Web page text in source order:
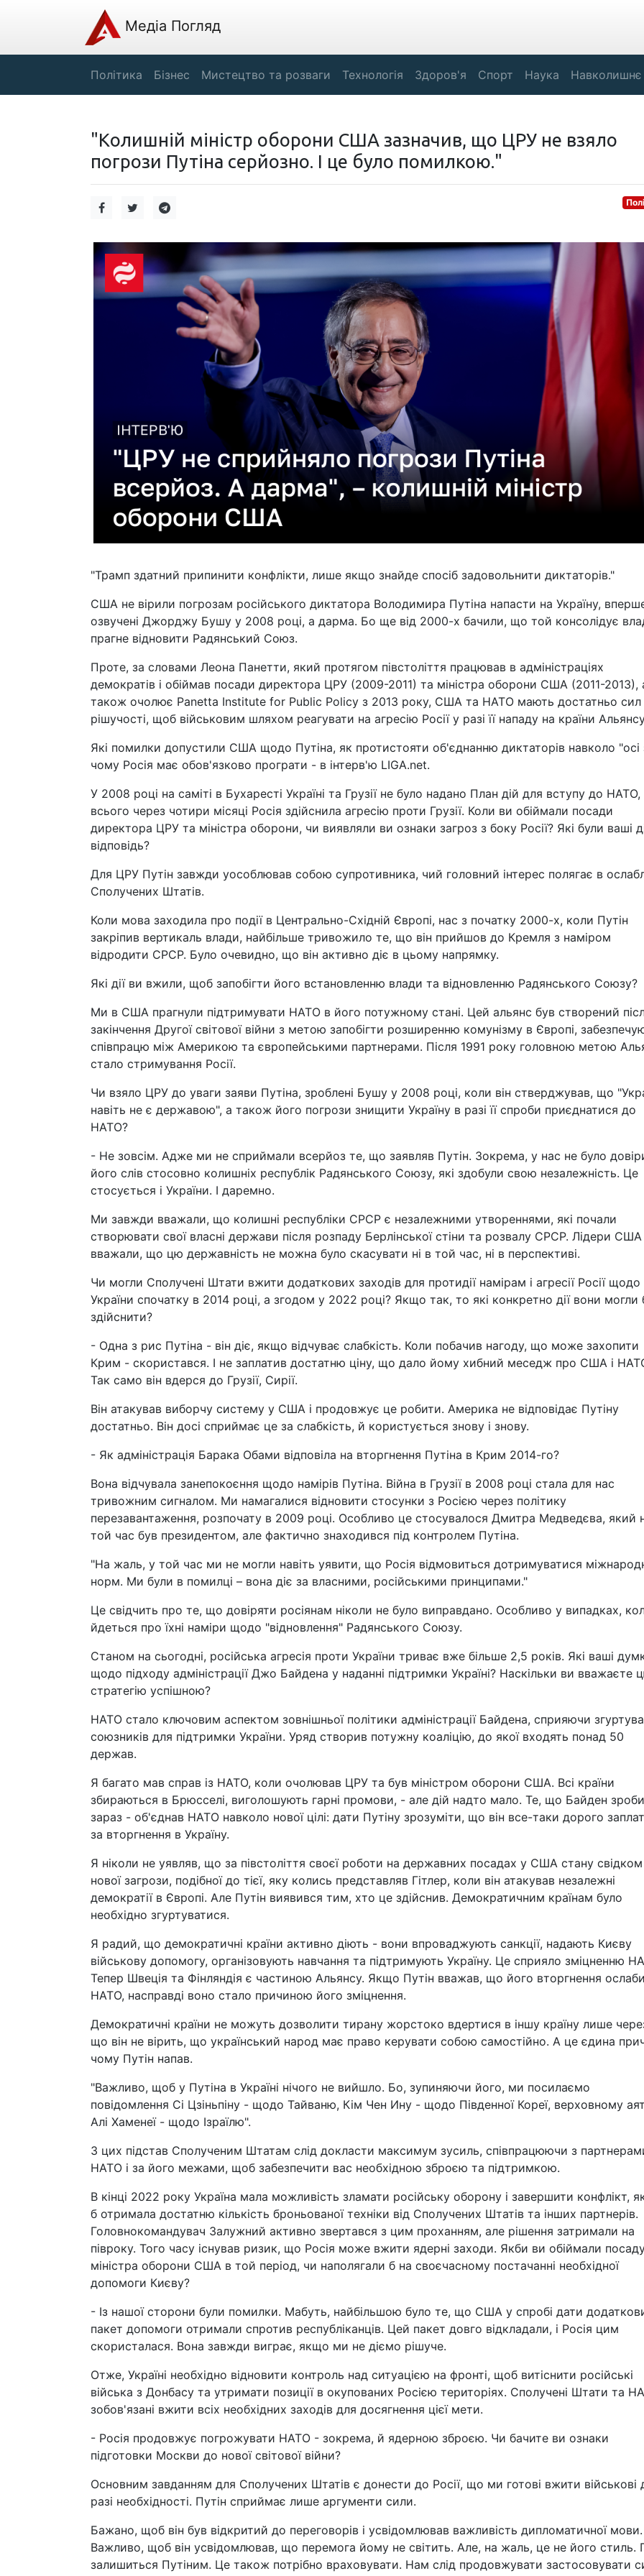
Медіа Погляд
Політика Бізнес Мистецтво та розваги Технологія Здоров'я Спорт Наука
"Колишній міністр оборони США зазначив, що ЦРУ не взяло
погрози Путіна серйозно. І це було помилкою."
"Трамп здатний припинити конфлікти, лише якщо знайде спосіб задовольнити диктаторів."
США не вірили погрозам російського диктатора Володимира Путіна напасти на Україну,
озвучені Джорджу Бушу у 2008 році, а дарма. Бо ще від 2000-х бачили, що той консолідує
прагне відновити Радянський Союз.
Проте, за словами Леона Панетти, який протягом півстоліття працював в адміністраціях
демократів і обіймав посади директора ЦРУ (2009-2011) та міністра оборони США (2011-2013),
також очолює Panetta Institute for Public Policy з 2013 року, США та НАТО мають достатньо сил
рішучості, щоб військовим шляхом реагувати на агресію Росії у разі її нападу на країни
Які помилки допустили США щодо Путіна, як протистояти об'єднанню диктаторів навколо "осі
чому Росія має обов'язково програти - в інтерв'ю LIGA.net.
У 2008 році на саміті в Бухаресті Україні та Грузії не було надано План дій для вступу до НАТО,
всього через чотири місяці Росія здійснила агресію проти Грузії. Коли ви обіймали посади
директора ЦРУ та міністра оборони, чи виявляли ви ознаки загроз з боку Росії? Які були ваші
відповідь?
Для ЦРУ Путін завжди уособлював собою супротивника, чий головний інтерес полягає в
Сполучених Штатів.
Коли мова заходила про події в Центрально-Східній Європі, нас з початку 2000-х, коли Путін
закріпив вертикаль влади, найбільше тривожило те, що він прийшов до Кремля з наміром
відродити СРСР. Було очевидно, що він активно діє в цьому напрямку.
Які дії ви вжили, щоб запобігти його встановленню влади та відновленню Радянського Союзу?
Ми в США прагнули підтримувати НАТО в його потужному стані. Цей альянс був створений
закінчення Другої світової війни з метою запобігти розширенню комунізму в Європі,
співпрацю між Америкою та європейськими партнерами. Після 1991 року головною метою
стало стримування Росії.
Чи взяло ЦРУ до уваги заяви Путіна, зроблені Бушу у 2008 році, коли він стверджував, що
навіть не є державою", а також його погрози знищити Україну в разі її спроби приєднатися до
НАТО?
- Не зовсім. Адже ми не сприймали всерйоз те, що заявляв Путін. Зокрема, у нас не було
його слів стосовно колишніх республік Радянського Союзу, які здобули свою незалежність. Це
стосується і України. І даремно.
Ми завжди вважали, що колишні республіки СРСР є незалежними утвореннями, які почали
створювати свої власні держави після розпаду Берлінської стіни та розвалу СРСР. Лідери США
вважали, що цю державність не можна було скасувати ні в той час, ні в перспективі.
Чи могли Сполучені Штати вжити додаткових заходів для протидії намірам і агресії Росії щодо
України спочатку в 2014 році, а згодом у 2022 році? Якщо так, то які конкретно дії вони могли
здійснити?
- Одна з рис Путіна - він діє, якщо відчуває слабкість. Коли побачив нагоду, що може захопити
Крим - скористався. І не заплатив достатню ціну, що дало йому хибний меседж про США і
Так само він вдерся до Грузії, Сирії.
Він атакував виборчу систему у США і продовжує це робити. Америка не відповідає Путіну
достатньо. Він досі сприймає це за слабкість, й користується знову і знову.
- Як адміністрація Барака Обами відповіла на вторгнення Путіна в Крим 2014-го?
Вона відчувала занепокоєння щодо намірів Путіна. Війна в Грузії в 2008 році стала для нас
тривожним сигналом. Ми намагалися відновити стосунки з Росією через політику
перезавантаження, розпочату в 2009 році. Особливо це стосувалося Дмитра Медведєва, який
той час був президентом, але фактично знаходився під контролем Путіна.
"На жаль, у той час ми не могли навіть уявити, що Росія відмовиться дотримуватися
норм. Ми були в помилці – вона діє за власними, російськими принципами."
Це свідчить про те, що довіряти росіянам ніколи не було виправдано. Особливо у випадках,
йдеться про їхні наміри щодо "відновлення" Радянського Союзу.
Станом на сьогодні, російська агресія проти України триває вже більше 2,5 років. Які ваші
щодо підходу адміністрації Джо Байдена у наданні підтримки Україні? Наскільки ви вважаєте
стратегію успішною?
НАТО стало ключовим аспектом зовнішньої політики адміністрації Байдена, сприяючи
союзників для підтримки України. Уряд створив потужну коаліцію, до якої входять понад 50
держав.
Я багато мав справ із НАТО, коли очолював ЦРУ та був міністром оборони США. Всі країни
збираються в Брюсселі, виголошують гарні промови, - але дій надто мало. Те, що Байден
зараз - об'єднав НАТО навколо нової цілі: дати Путіну зрозуміти, що він все-таки дорого
за вторгнення в Україну.
Я ніколи не уявляв, що за півстоліття своєї роботи на державних посадах у США стану свідком
нової загрози, подібної до тієї, яку колись представляв Гітлер, коли він атакував незалежні
демократії в Європі. Але Путін виявився тим, хто це здійснив. Демократичним країнам було
необхідно згуртуватися.
Я радий, що демократичні країни активно діють - вони впроваджують санкції, надають Києву
військову допомогу, організовують навчання та підтримують Україну. Це сприяло зміцненню
Тепер Швеція та Фінляндія є частиною Альянсу. Якщо Путін вважав, що його вторгнення
НАТО, насправді воно стало причиною його зміцнення.
Демократичні країни не можуть дозволити тирану жорстоко вдертися в іншу країну лише
що він не вірить, що український народ має право керувати собою самостійно. А це єдина
чому Путін напав.
"Важливо, щоб у Путіна в Україні нічого не вийшло. Бо, зупиняючи його, ми посилаємо
повідомлення Сі Цзіньпіну - щодо Тайваню, Кім Чен Ину - щодо Південної Кореї, верховному
Алі Хаменеї - щодо Ізраїлю".
З цих підстав Сполученим Штатам слід докласти максимум зусиль, співпрацюючи з
НАТО і за його межами, щоб забезпечити вас необхідною зброєю та підтримкою.
В кінці 2022 року Україна мала можливість зламати російську оборону і завершити конфлікт,
б отримала достатню кількість броньованої техніки від Сполучених Штатів та інших партнерів.
Головнокомандувач Залужний активно звертався з цим проханням, але рішення затримали на
півроку. Того часу існував ризик, що Росія може вжити ядерні заходи. Якби ви обіймали
міністра оборони США в той період, чи наполягали б на своєчасному постачанні необхідної
допомоги Києву?
- Із нашої сторони були помилки. Мабуть, найбільшою було те, що США у спробі дати
пакет допомоги отримали спротив республіканців. Цей пакет довго відкладали, і Росія цим
скористалася. Вона завжди виграє, якщо ми не діємо рішуче.
Отже, Україні необхідно відновити контроль над ситуацією на фронті, щоб витіснити російські
війська з Донбасу та утримати позиції в окупованих Росією територіях. Сполучені Штати та
зобов'язані вжити всіх необхідних заходів для досягнення цієї мети.
- Росія продовжує погрожувати НАТО - зокрема, й ядерною зброєю. Чи бачите ви ознаки
підготовки Москви до нової світової війни?
Основним завданням для Сполучених Штатів є донести до Росії, що ми готові вжити військові
разі необхідності. Путін сприймає лише аргументи сили.
Бажано, щоб він був відкритий до переговорів і усвідомлював важливість дипломатичної мови.
Важливо, щоб він усвідомлював, що перемога йому не світить. Але, на жаль, це не його стиль.
залишиться Путіним. Це також потрібно враховувати. Нам слід продовжувати застосовувати